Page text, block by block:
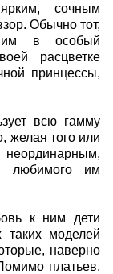
сочным
Обычно тот,
им в особый
расцветке
принцессы,
всю гамму
желая того или
любимого им
к ним дети
таких моделей
наверно
платьев,